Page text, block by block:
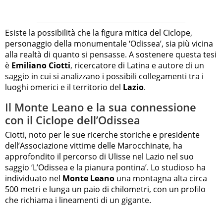
Esiste la possibilità che la figura mitica del Ciclope,
personaggio della monumentale ‘Odissea’, sia più vicina
alla realtà di quanto si pensasse. A sostenere questa tesi
è Emiliano Ciotti, ricercatore di Latina e autore di un
saggio in cui si analizzano i possibili collegamenti tra i
luoghi omerici e il territorio del Lazio.
Il Monte Leano e la sua connessione
con il Ciclope dell’Odissea
Ciotti, noto per le sue ricerche storiche e presidente
dell’Associazione vittime delle Marocchinate, ha
approfondito il percorso di Ulisse nel Lazio nel suo
saggio ‘L’Odissea e la pianura pontina’. Lo studioso ha
individuato nel Monte Leano una montagna alta circa
500 metri e lunga un paio di chilometri, con un profilo
che richiama i lineamenti di un gigante.